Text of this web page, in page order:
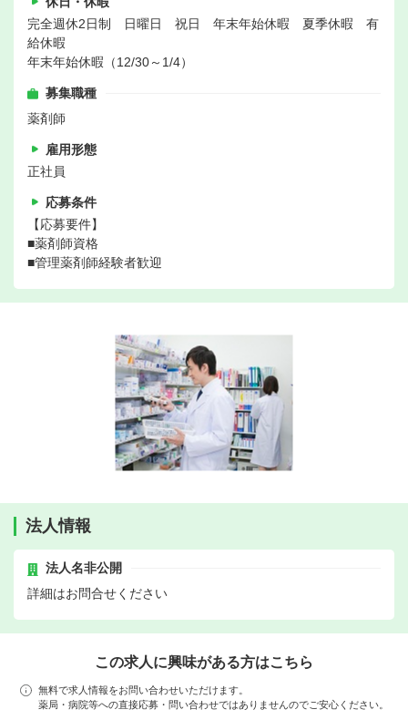
完全週休2日制 日曜日 祝日 年末年始休暇 夏季休暇 有
給休暇
年末年始休暇（12/30～1/4）
募集職種
薬剤師
雇用形態
正社員
応募条件
【応募要件】
■薬剤師資格
■管理薬剤師経験者歓迎
法人情報
法人名非公開
詳細はお問合せください
この求人に興味がある方はこちら
無料で求人情報をお問い合わせいただけます。
薬局・病院等への直接応募・問い合わせではありませんのでご安心ください。